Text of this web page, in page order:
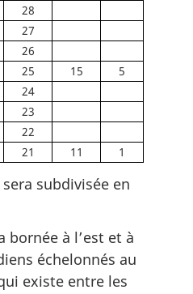
28
27
26
25 15
5
24
23
22
21 11 1
subdivisée en
bornée à l’est et à
échelonnés au
existe entre les